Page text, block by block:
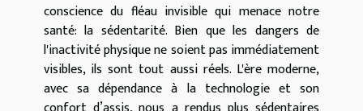
conscience du fléau invisible qui menace notre
santé: la sédentarité. Bien que les dangers de
l'inactivité physique ne soient pas immédiatement
visibles, ils sont tout aussi réels. L'ère moderne,
avec sa dépendance à la technologie et son